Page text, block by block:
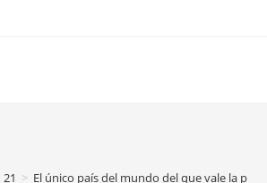
21 > El único país del mundo del que vale la